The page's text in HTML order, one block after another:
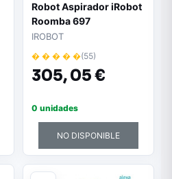
Robot Aspirador iRobot
Roomba 697
IROBOT
� � � � �(55)
305,05 €
0 unidades
NO DISPONIBLE